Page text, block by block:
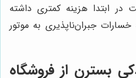
در ابتدا هزینه کمتری داشته
جبران‌ناپذیری به موتور
بسترن از فروشگاه